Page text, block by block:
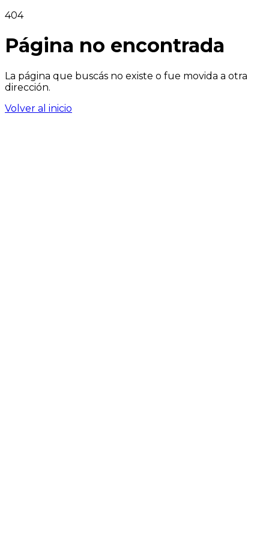
404
Página no encontrada
La página que buscás no existe o fue movida a otra
dirección.
Volver al inicio